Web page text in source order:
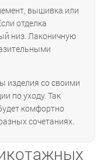
вышивка или
отделка
низ. Лаконичную
изделия со своими
по уходу. Так
комфортно
сочетаниях.